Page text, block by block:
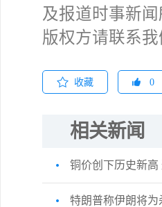
及报道时事新
版权方请联系我
收藏 0
相关新闻
铜价创下历史新
特朗普称伊朗将